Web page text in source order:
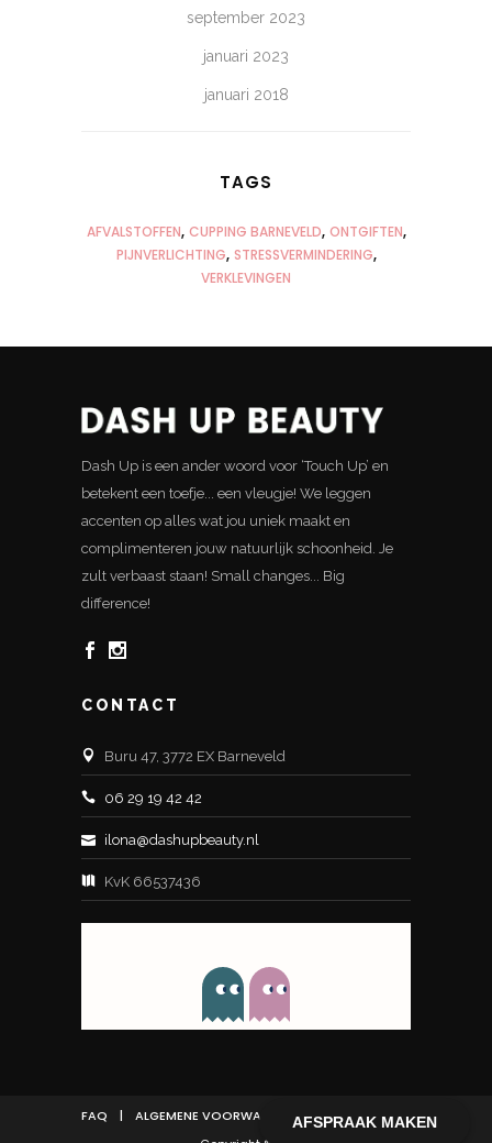
AFSPRAAK MAKEN
september 2023
januari 2023
januari 2018
TAGS
AFVALSTOFFEN CUPPING BARNEVELD ONTGIFTEN
PIJNVERLICHTING STRESSVERMINDERING
VERKLEVINGEN
Dash Up is een ander woord voor ‘Touch Up’ en
betekent een toefje... een vleugje! We leggen
accenten op alles wat jou uniek maakt en
complimenteren jouw natuurlijk schoonheid. Je
zult verbaast staan! Small changes... Big
difference!
CONTACT
Buru 47, 3772 EX Barneveld
06 29 19 42 42
ilona@dashupbeauty.nl
KvK 66537436
FAQ |
ALGEMENE VOORWAARDEN